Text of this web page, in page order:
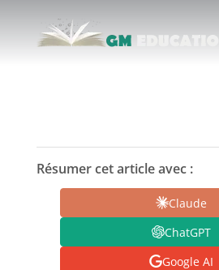
Résumer cet article avec :
Claude
ChatGPT
Google AI